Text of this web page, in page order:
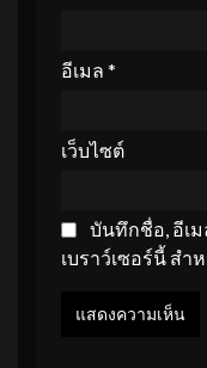
อีเมล *
เว็บไซต์
บันทึกชื่อ, อีเ
เบราว์เซอร์นี้ ส